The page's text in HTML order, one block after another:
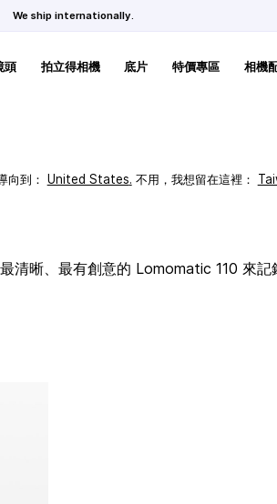
We ship internationally.
頭 拍立得相機 底片 特價專區 相機
向到： United States. 不用，我想留在這裡：
清晰、最有創意的 Lomomatic 110 來記